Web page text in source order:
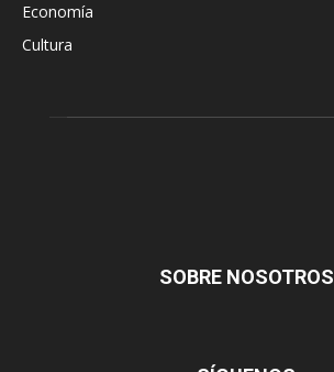
Economía
Cultura
SOBRE NOSOTROS